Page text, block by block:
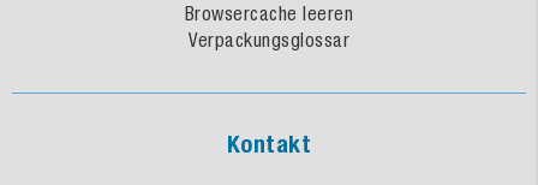
Browsercache leeren
Verpackungsglossar
Kontakt